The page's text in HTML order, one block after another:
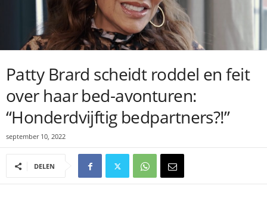
Patty Brard scheidt roddel en feit
over haar bed-avonturen:
“Honderdvijftig bedpartners?!”
september 10, 2022
DELEN